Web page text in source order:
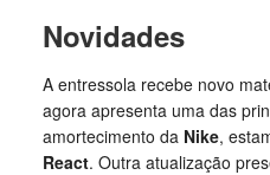
Novidades
A entressola recebe novo
agora apresenta uma das
amortecimento da Nike,
React. Outra atualização